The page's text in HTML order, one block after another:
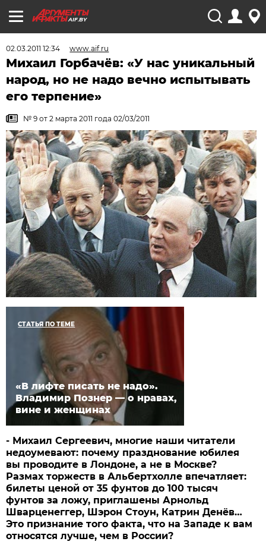
AIF.BY
02.03.2011 12:34 www.aif.ru
Михаил Горбачёв: «У нас уникальный
народ, но не надо вечно испытывать
его терпение»
№ 9 от 2 марта 2011 года 02/03/2011
СТАТЬЯ ПО ТЕМЕ
«В лифте писать не надо».
Владимир Познер — о нравах,
вине и женщинах
- МихаилСергеевич, многие нашичитатели
недоумевают: почему празднование юбилея
вы проводите вЛондоне,а не в Москве?
Размахторжеств вАльбертхолле впечатляет:
билеты ценойот 35фунтовдо 100тысяч
фунтовзаложу, приглашеныАрнольд
Шварценеггер, ШэронСтоун, КатринДенёв…
Это признаниетогофакта,что наЗападе к вам
относятсялучше,чем в России?